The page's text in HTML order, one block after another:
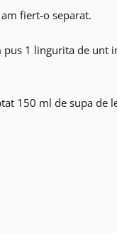
fiert-o separat.
1 lingurita de unt
150 ml de supa de